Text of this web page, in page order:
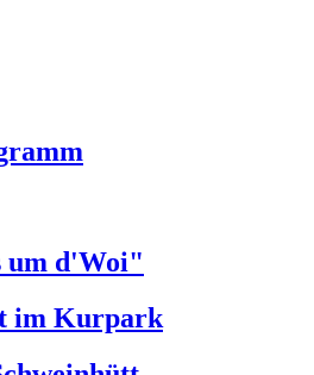
um d'Woi"
im Kurpark